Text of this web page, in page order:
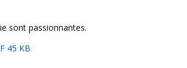
sont passionnantes.
45 KB